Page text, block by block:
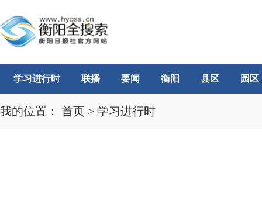
学习进行时 联播 要闻 衡阳 县区 园区
我的位置： 首页 > 学习进行时